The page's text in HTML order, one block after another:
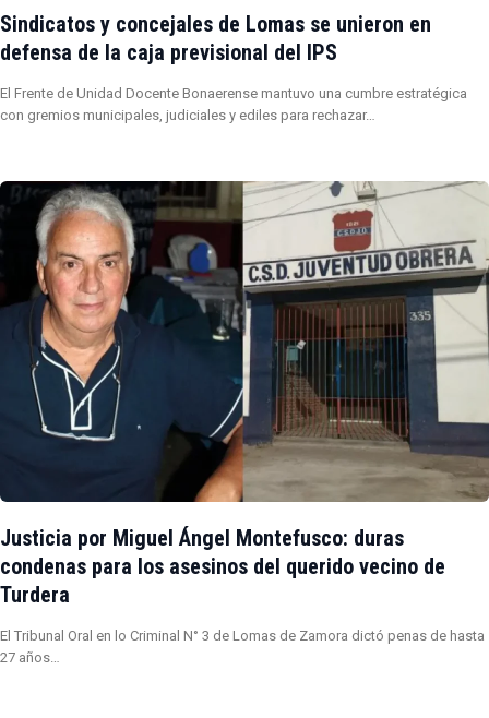
Sindicatos y concejales de Lomas se unieron en
defensa de la caja previsional del IPS
El Frente de Unidad Docente Bonaerense mantuvo una cumbre estratégica
con gremios municipales, judiciales y ediles para rechazar…
Justicia por Miguel Ángel Montefusco: duras
condenas para los asesinos del querido vecino de
Turdera
El Tribunal Oral en lo Criminal N° 3 de Lomas de Zamora dictó penas de hasta
27 años…